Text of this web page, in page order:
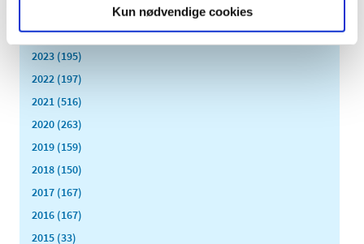
Kun nødvendige cookies
januar (19)
2023 (195)
2022 (197)
2021 (516)
2020 (263)
2019 (159)
2018 (150)
2017 (167)
2016 (167)
2015 (33)